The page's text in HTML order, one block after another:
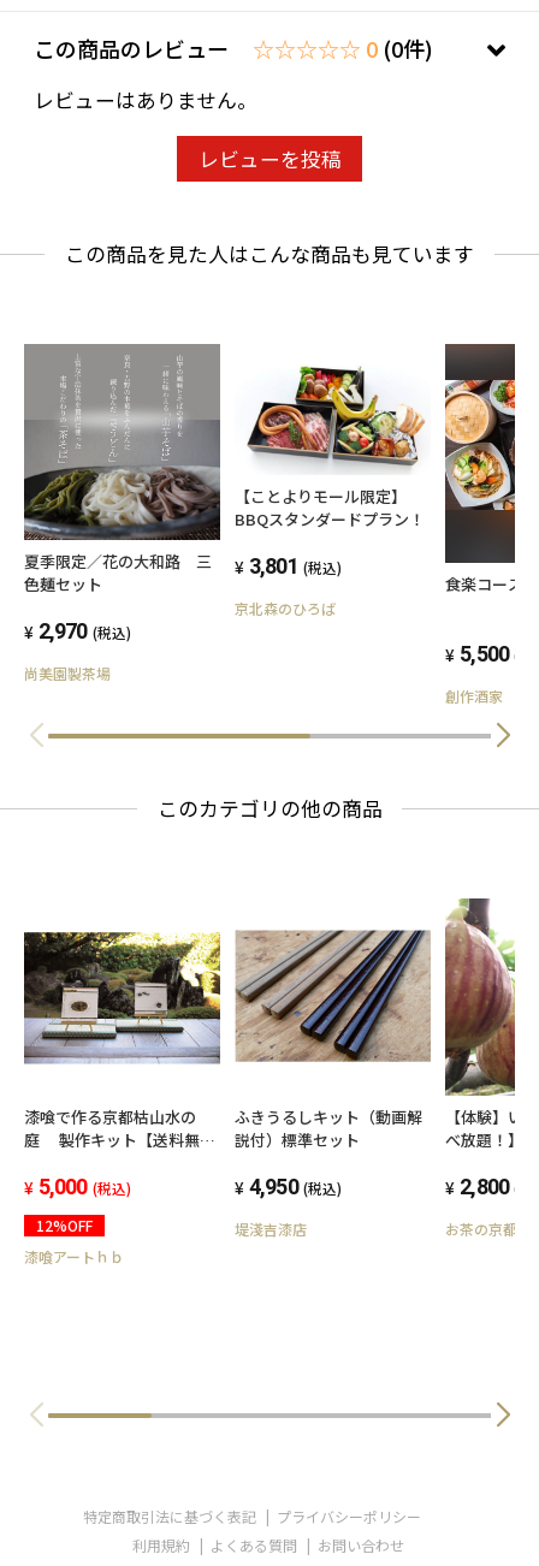
いいたします。
※ 要予約（体験2日前迄） ご注文は2名様より
営業時間 10:30~17:00
す。
をお伝えください。
【キャンセル・変更】
■キャンセル等につきましては、前日までにお
電話にてご連絡ください。当日キャンセル及び
無断キャンセルされた場合、返金は致しかねま
すのでご協力、ご理解のほどお願いいたしま
す。
この商品のレビュー ☆☆☆☆☆ 0 (0件)
レビューはありません。
レビューを投稿
この商品を見た人はこんな商品も見ています
夏季限定／花の大和路 三
色麺セット
2,970 (税込)
尚美園製茶場
【ことよりモール限定】
BBQスタンダードプラン！
3,801 (税込)
京北森のひろば
食楽コース
5,500 (税
創作酒家 吉
このカテゴリの他の商品
漆喰で作る京都枯山水の
庭 製作キット【送料無
5,000 (税込)
12%OFF
漆喰アートｈｂ
ふきうるしキット（動画解
説付）標準セット
4,950 (税込)
堤淺吉漆店
【体験】い
べ放題！】
2,800 (税
お茶の京都の
特定商取引法に基づく表記
プライバシーポリシー
利用規約
よくある質問 お問い合わせ